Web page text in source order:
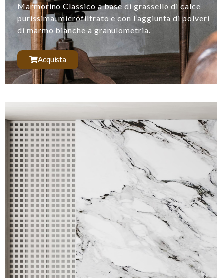
Marmorino Classico a base di grassello di calce
purissima, microfiltrato e con l’aggiunta di polveri
di marmo bianche a granulometria.
Acquista